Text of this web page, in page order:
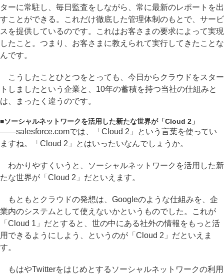
ターに常駐し、毎日監査をしながら、常に最新のレポートを出
すことができる。これだけ徹底した管理体制のもとで、サービ
スを提供しているのです。これはお客さまの要求によって実現
したこと。つまり、お客さまに教えられて実行してきたことな
んです。
こうしたことひとつをとっても、今日からクラウドをスター
トしましたという企業と、10年の蓄積を持つ当社の仕組みと
は、まったく違うのです。
■ソーシャルネットワークを活用した新たな世界が「Cloud 2」
――salesforce.comでは、「Cloud 2」という言葉を使ってい
ますね。「Cloud 2」とはいったいなんでしょうか。
わかりやすくいうと、ソーシャルネットワークを活用した新
たな世界が「Cloud 2」だといえます。
もともとクラウドの発想は、Googleのような仕組みを、企
業内のシステムとして使えないかというものでした。これが
「Cloud 1」だとすると、世の中にある社外の情報をもっと活
用できるようにしよう、というのが「Cloud 2」だといえま
す。
もはやTwitterをはじめとするソーシャルネットワークの利用